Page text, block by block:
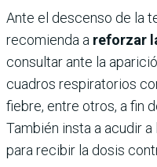
Ante el descenso de la
recomienda a reforzar
consultar ante la
cuadros respiratorios
fiebre, entre otros, a fin
También insta a acudir
para recibir la dosis